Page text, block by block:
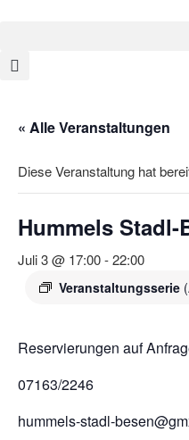
« Alle Veranstaltungen
Diese Veranstaltung hat
Hummels Stadl-
Juli 3 @ 17:00-22:00
Veranstaltungsserie
Reservierungen auf
07163/2246
hummels-stadl-